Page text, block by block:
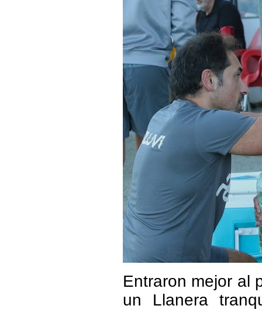
Entraron mejor al
un Llanera